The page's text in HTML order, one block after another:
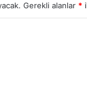
Gerekli alanlar *